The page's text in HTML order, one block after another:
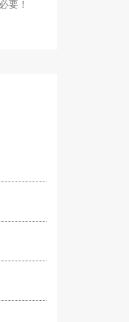
要！